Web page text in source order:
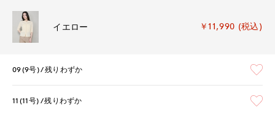
イエロー ￥11,990 (税込)
09(9号) 残りわずか
11(11号) 残りわずか